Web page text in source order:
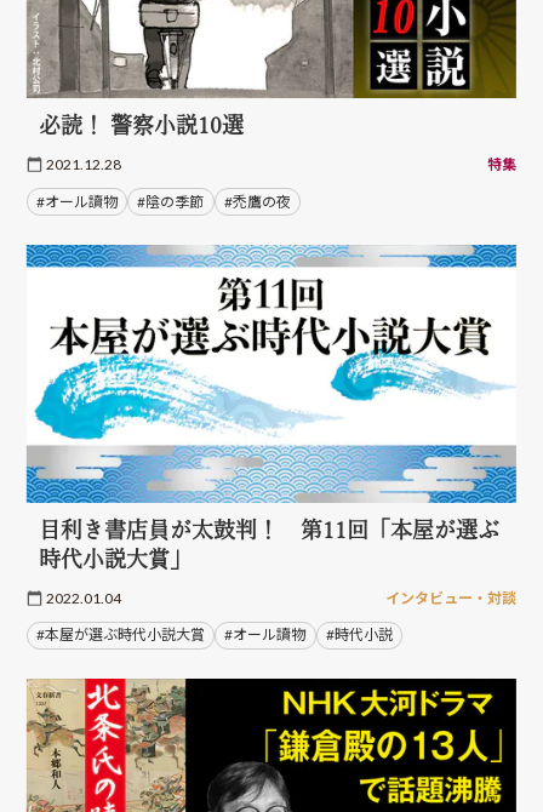
必読！ 警察小説10選
2021.12.28 特集
#オール讀物 #陰の季節 #禿鷹の夜
目利き書店員が太鼓判！ 第11回「本屋が選ぶ
時代小説大賞」
2022.01.04 インタビュー・対談
#本屋が選ぶ時代小説大賞 #オール讀物 #時代小説